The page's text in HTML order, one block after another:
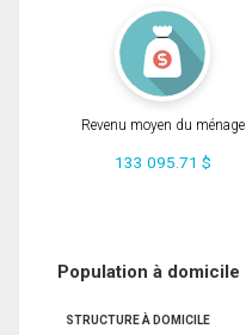
Revenu moyen du ménage
133 095.71 $
Population à domicile
STRUCTURE À DOMICILE